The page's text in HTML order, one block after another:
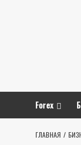
Forex
ГЛАВНАЯ